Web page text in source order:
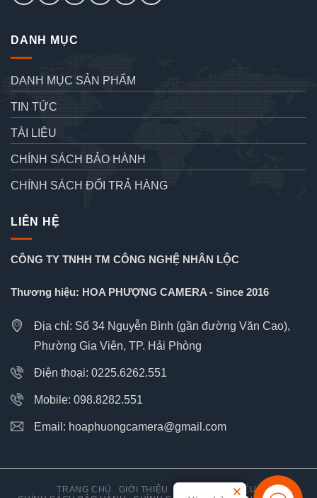
DANH MỤC
DANH MỤC SẢN PHẨM
TIN TỨC
TÀI LIỆU
CHÍNH SÁCH BẢO HÀNH
CHÍNH SÁCH ĐỔI TRẢ HÀNG
LIÊN HỆ
CÔNG TY TNHH TM CÔNG NGHỆ NHÂN LỘC
Thương hiệu: HOA PHƯỢNG CAMERA - Since 2016
Địa chỉ: Số 34 Nguyễn Bình (gần đường Văn Cao),
Phường Gia Viên, TP. Hải Phòng
Điện thoại: 0225.6262.551
Mobile: 098.8282.551
Email: hoaphuongcamera@gmail.com
TRANG CHỦ GIỚI THIỆU
TÀI LIỆU